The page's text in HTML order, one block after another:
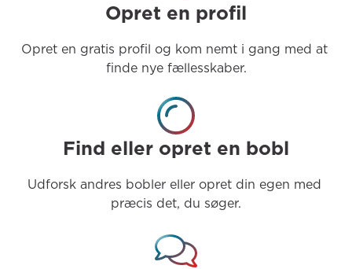
Opret en profil
Opret en gratis profil og kom nemt i gang med at
finde nye fællesskaber.
Find eller opret en bobl
Udforsk andres bobler eller opret din egen med
præcis det, du søger.